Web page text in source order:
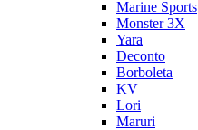
Marine Sports
Monster 3X
Yara
Deconto
Borboleta
KV
Lori
Maruri